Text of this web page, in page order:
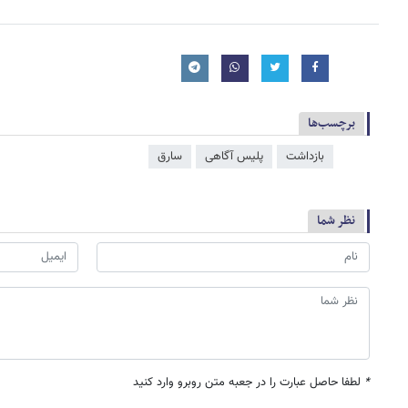
برچسب‌ها
بازداشت پلیس آگاهی سارق
نظر شما
* لطفا حاصل عبارت را در جعبه متن روبرو وارد کنید